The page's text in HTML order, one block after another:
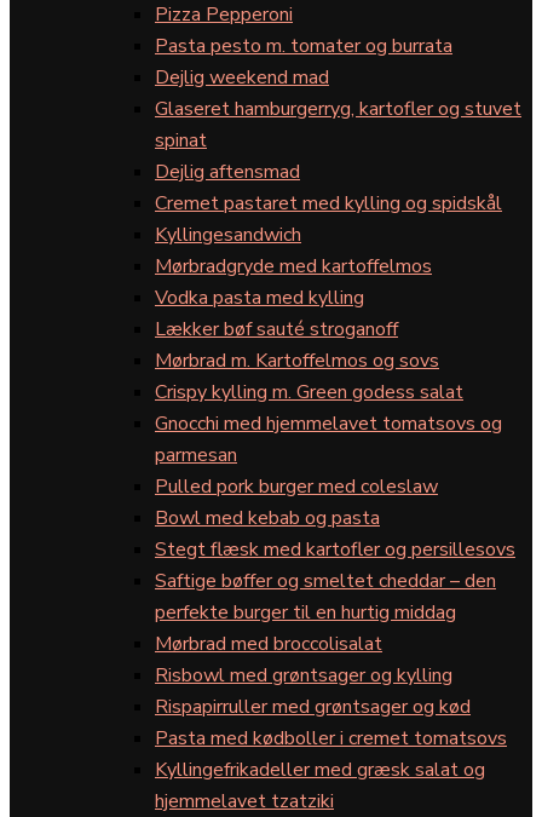
Pizza Pepperoni
Pasta pesto m. tomater og burrata
Dejlig weekend mad
Glaseret hamburgerryg, kartofler og stuvet
spinat
Dejlig aftensmad
Cremet pastaret med kylling og spidskål
Kyllingesandwich
Mørbradgryde med kartoffelmos
Vodka pasta med kylling
Lækker bøf sauté stroganoff
Mørbrad m. Kartoffelmos og sovs
Crispy kylling m. Green godess salat
Gnocchi med hjemmelavet tomatsovs og
parmesan
Pulled pork burger med coleslaw
Bowl med kebab og pasta
Stegt flæsk med kartofler og persillesovs
Saftige bøffer og smeltet cheddar – den
perfekte burger til en hurtig middag
Mørbrad med broccolisalat
Risbowl med grøntsager og kylling
Rispapirruller med grøntsager og kød
Pasta med kødboller i cremet tomatsovs
Kyllingefrikadeller med græsk salat og
hjemmelavet tzatziki